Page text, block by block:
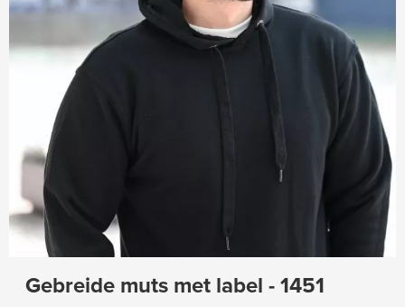
Gebreide muts met label - 1451